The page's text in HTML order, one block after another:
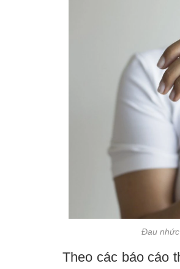
Đau
Theo các báo cáo